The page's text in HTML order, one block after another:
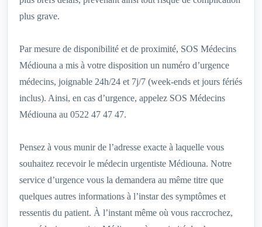
plus grave.
Par mesure de disponibilité et de proximité, SOS Médecins
Médiouna a mis à votre disposition un numéro d’urgence
médecins, joignable 24h/24 et 7j/7 (week-ends et jours fériés
inclus). Ainsi, en cas d’urgence, appelez SOS Médecins
Médiouna au 0522 47 47 47.
Pensez à vous munir de l’adresse exacte à laquelle vous
souhaitez recevoir le médecin urgentiste Médiouna. Notre
service d’urgence vous la demandera au même titre que
quelques autres informations à l’instar des symptômes et
ressentis du patient. À l’instant même où vous raccrochez,